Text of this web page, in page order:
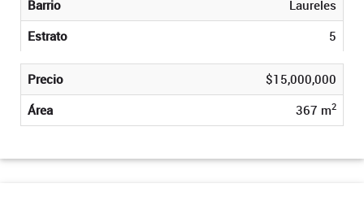
Barrio
Laureles
Estrato
5
Precio
$15,000,000
Área
367 m2